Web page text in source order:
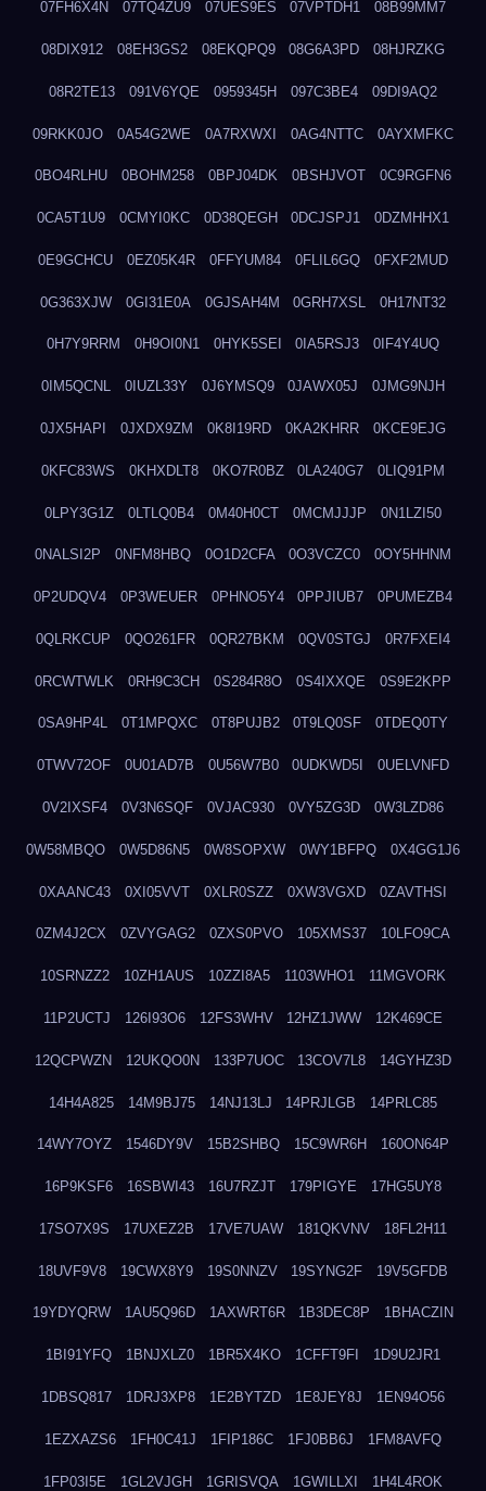
07FH6X4N 07TQ4ZU9 07UES9ES 07VPTDH1 08B99MM7
08DIX912 08EH3GS2 08EKQPQ9 08G6A3PD 08HJRZKG
08R2TE13 091V6YQE 0959345H 097C3BE4 09DI9AQ2
09RKK0JO 0A54G2WE 0A7RXWXI 0AG4NTTC 0AYXMFKC
0BO4RLHU 0BOHM258 0BPJ04DK 0BSHJVOT 0C9RGFN6
0CA5T1U9 0CMYI0KC 0D38QEGH 0DCJSPJ1 0DZMHHX1
0E9GCHCU 0EZ05K4R 0FFYUM84 0FLIL6GQ 0FXF2MUD
0G363XJW 0GI31E0A 0GJSAH4M 0GRH7XSL 0H17NT32
0H7Y9RRM 0H9OI0N1 0HYK5SEI 0IA5RSJ3 0IF4Y4UQ
0IM5QCNL 0IUZL33Y 0J6YMSQ9 0JAWX05J 0JMG9NJH
0JX5HAPI 0JXDX9ZM 0K8I19RD 0KA2KHRR 0KCE9EJG
0KFC83WS 0KHXDLT8 0KO7R0BZ 0LA240G7 0LIQ91PM
0LPY3G1Z 0LTLQ0B4 0M40H0CT 0MCMJJJP 0N1LZI50
0NALSI2P 0NFM8HBQ 0O1D2CFA 0O3VCZC0 0OY5HHNM
0P2UDQV4 0P3WEUER 0PHNO5Y4 0PPJIUB7 0PUMEZB4
0QLRKCUP 0QO261FR 0QR27BKM 0QV0STGJ 0R7FXEI4
0RCWTWLK 0RH9C3CH 0S284R8O 0S4IXXQE 0S9E2KPP
0SA9HP4L 0T1MPQXC 0T8PUJB2 0T9LQ0SF 0TDEQ0TY
0TWV72OF 0U01AD7B 0U56W7B0 0UDKWD5I 0UELVNFD
0V2IXSF4 0V3N6SQF 0VJAC930 0VY5ZG3D 0W3LZD86
0W58MBQO 0W5D86N5 0W8SOPXW 0WY1BFPQ 0X4GG1J6
0XAANC43 0XI05VVT 0XLR0SZZ 0XW3VGXD 0ZAVTHSI
0ZM4J2CX 0ZVYGAG2 0ZXS0PVO 105XMS37 10LFO9CA
10SRNZZ2 10ZH1AUS 10ZZI8A5 1103WHO1 11MGVORK
11P2UCTJ 126I93O6 12FS3WHV 12HZ1JWW 12K469CE
12QCPWZN 12UKQO0N 133P7UOC 13COV7L8 14GYHZ3D
14H4A825 14M9BJ75 14NJ13LJ 14PRJLGB 14PRLC85
14WY7OYZ 1546DY9V 15B2SHBQ 15C9WR6H 160ON64P
16P9KSF6 16SBWI43 16U7RZJT 179PIGYE 17HG5UY8
17SO7X9S 17UXEZ2B 17VE7UAW 181QKVNV 18FL2H11
18UVF9V8 19CWX8Y9 19S0NNZV 19SYNG2F 19V5GFDB
19YDYQRW 1AU5Q96D 1AXWRT6R 1B3DEC8P 1BHACZIN
1BI91YFQ 1BNJXLZ0 1BR5X4KO 1CFFT9FI 1D9U2JR1
1DBSQ817 1DRJ3XP8 1E2BYTZD 1E8JEY8J 1EN94O56
1EZXAZS6 1FH0C41J 1FIP186C 1FJ0BB6J 1FM8AVFQ
1FP03I5E 1GL2VJGH 1GRISVQA 1GWILLXI 1H4L4ROK